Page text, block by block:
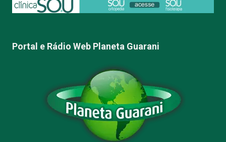
Portal e Rádio Web Planeta Guarani